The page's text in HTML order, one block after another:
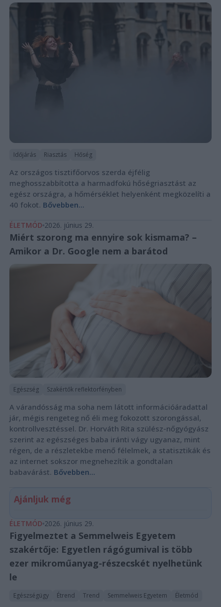
Időjárás Riasztás Hőség
Az országos tisztifőorvos szerda éjfélig
meghosszabbította a harmadfokú hőségriasztást az
egész országra, a hőmérséklet helyenként megközelíti a
40 fokot. Bővebben...
ÉLETMÓD 2026. június 29.
Miért szorong ma ennyire sok kismama? –
Amikor a Dr. Google nem a barátod
Egészség Szakértők reflektorfényben
A várandósság ma soha nem látott információáradattal
jár, mégis rengeteg nő éli meg fokozott szorongással,
kontrollvesztéssel. Dr. Horváth Rita szülész-nőgyógyász
szerint az egészséges baba iránti vágy ugyanaz, mint
régen, de a részletekbe menő félelmek, a statisztikák és
az internet sokszor megnehezítik a gondtalan
babavárást. Bővebben...
Ajánljuk még
ÉLETMÓD 2026. június 29.
Figyelmeztet a Semmelweis Egyetem
szakértője: Egyetlen rágógumival is több
ezer mikroműanyag-részecskét nyelhetünk
le
Egészségügy Étrend Trend Semmelweis Egyetem Életmód